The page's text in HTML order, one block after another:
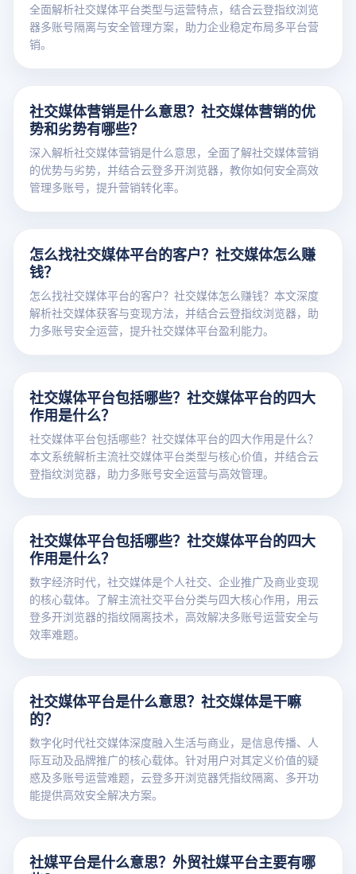
全面解析社交媒体平台类型与运营特点，结合云登指纹浏览
器多账号隔离与安全管理方案，助力企业稳定布局多平台营
销。
社交媒体营销是什么意思？社交媒体营销的优
势和劣势有哪些？
深入解析社交媒体营销是什么意思，全面了解社交媒体营销
的优势与劣势，并结合云登多开浏览器，教你如何安全高效
管理多账号，提升营销转化率。
怎么找社交媒体平台的客户？社交媒体怎么赚
钱？
怎么找社交媒体平台的客户？社交媒体怎么赚钱？本文深度
解析社交媒体获客与变现方法，并结合云登指纹浏览器，助
力多账号安全运营，提升社交媒体平台盈利能力。
社交媒体平台包括哪些？社交媒体平台的四大
作用是什么？
社交媒体平台包括哪些？社交媒体平台的四大作用是什么？
本文系统解析主流社交媒体平台类型与核心价值，并结合云
登指纹浏览器，助力多账号安全运营与高效管理。
社交媒体平台包括哪些？社交媒体平台的四大
作用是什么？
数字经济时代，社交媒体是个人社交、企业推广及商业变现
的核心载体。了解主流社交平台分类与四大核心作用，用云
登多开浏览器的指纹隔离技术，高效解决多账号运营安全与
效率难题。
社交媒体平台是什么意思？社交媒体是干嘛
的？
数字化时代社交媒体深度融入生活与商业，是信息传播、人
际互动及品牌推广的核心载体。针对用户对其定义价值的疑
惑及多账号运营难题，云登多开浏览器凭指纹隔离、多开功
能提供高效安全解决方案。
社媒平台是什么意思？外贸社媒平台主要有哪